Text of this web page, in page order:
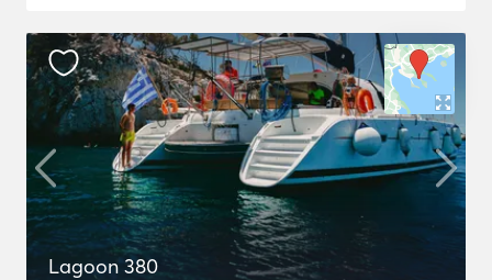
Lagoon 380